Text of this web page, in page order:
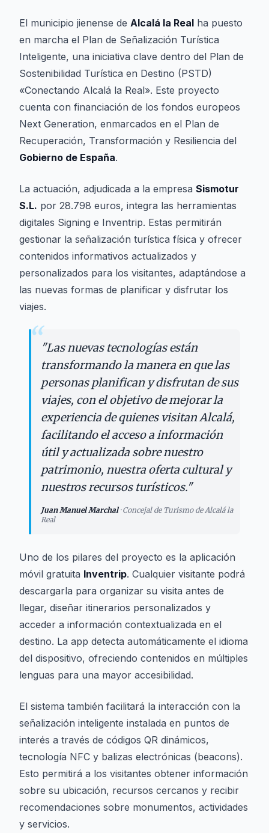
El municipio jienense de Alcalá la Real ha puesto
en marcha el Plan de Señalización Turística
Inteligente, una iniciativa clave dentro del Plan de
Sostenibilidad Turística en Destino (PSTD)
«Conectando Alcalá la Real». Este proyecto
cuenta con financiación de los fondos europeos
Next Generation, enmarcados en el Plan de
Recuperación, Transformación y Resiliencia del
Gobierno de España.
La actuación, adjudicada a la empresa Sismotur
S.L. por 28.798 euros, integra las herramientas
digitales Signing e Inventrip. Estas permitirán
gestionar la señalización turística física y ofrecer
contenidos informativos actualizados y
personalizados para los visitantes, adaptándose a
las nuevas formas de planificar y disfrutar los
viajes.
“"Las nuevas tecnologías están
transformando la manera en que las
personas planifican y disfrutan de sus
viajes, con el objetivo de mejorar la
experiencia de quienes visitan Alcalá,
facilitando el acceso a información
útil y actualizada sobre nuestro
patrimonio, nuestra oferta cultural y
nuestros recursos turísticos."
Juan Manuel Marchal·Concejal de Turismo de Alcalá la
Real
Uno de los pilares del proyecto es la aplicación
móvil gratuita Inventrip. Cualquier visitante podrá
descargarla para organizar su visita antes de
llegar, diseñar itinerarios personalizados y
acceder a información contextualizada en el
destino. La app detecta automáticamente el idioma
del dispositivo, ofreciendo contenidos en múltiples
lenguas para una mayor accesibilidad.
El sistema también facilitará la interacción con la
señalización inteligente instalada en puntos de
interés a través de códigos QR dinámicos,
tecnología NFC y balizas electrónicas (beacons).
Esto permitirá a los visitantes obtener información
sobre su ubicación, recursos cercanos y recibir
recomendaciones sobre monumentos, actividades
y servicios.